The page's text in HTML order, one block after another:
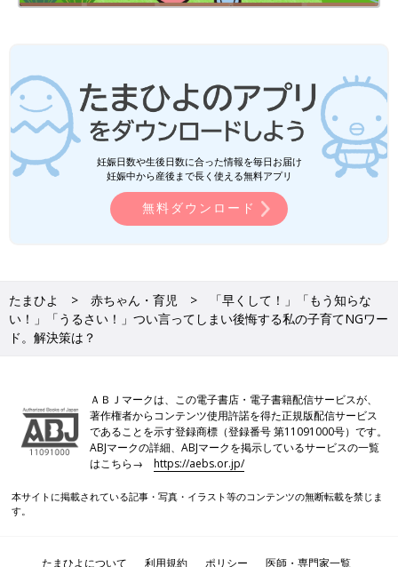
妊娠日数や生後日数に合った情報を毎日お届け
妊娠中から産後まで長く使える無料アプリ
無料ダウンロード
たまひよ 赤ちゃん・育児
「早くして！」「もう知らな
い！」「うるさい！」つい言ってしまい後悔する私の子育てNGワー
ド。解決策は？
ＡＢＪマークは、この電子書店・電子書籍配信サービスが、
著作権者からコンテンツ使用許諾を得た正規版配信サービス
であることを示す登録商標（登録番号 第11091000号）です。
ABJマークの詳細、ABJマークを掲示しているサービスの一覧
はこちら→https://aebs.or.jp/
本サイトに掲載されている記事・写真・イラスト等のコンテンツの無断転載を禁じま
す。
たまひよについて 利用規約 ポリシー 医師・専門家一覧